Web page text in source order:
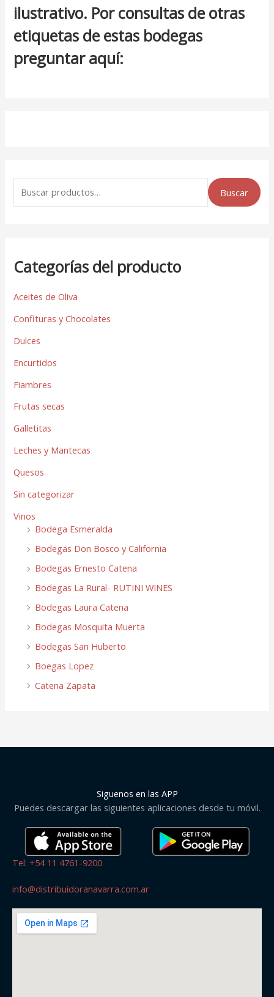
ilustrativo. Por consultas de otras
etiquetas de estas bodegas
preguntar aquí:
Buscar
Categorías del producto
Aceites de Oliva
Confituras y Chocolates
Dulces
Encurtidos
Fiambres
Frutas secas
Galletitas
Leches y Mantecas
Quesos
Sin categorizar
Vinos
Bodega Esmeralda
Bodegas Don Bosco y California
Bodegas Ernesto Catena
Bodegas La Rural- RUTINI WINES
Bodegas Laura Catena
Bodegas Mosquita Muerta
Bodegas San Huberto
Boegas Lopez
Catena Zapata
Siguenos en las APP
Puedes descargar las siguientes aplicaciones desde tu móvil.
Tel: +54 11 4761-9200
info@distribuidoranavarra.com.ar